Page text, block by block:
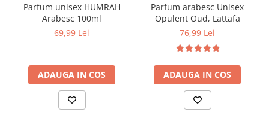
Parfum unisex HUMRAH
Arabesc 100ml
69,99 Lei
ADAUGA IN COS
Parfum arabesc Unisex
Opulent Oud, Lattafa
76,99 Lei
ADAUGA IN COS